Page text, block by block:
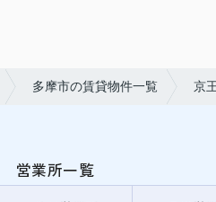
多摩市の賃貸物件一覧 京
営業所一覧